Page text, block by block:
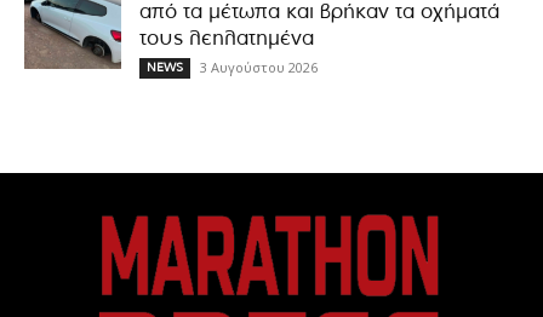
από τα μέτωπα και βρήκαν τα οχήματά
τους λεηλατημένα
NEWS 3 Αυγούστου 2026